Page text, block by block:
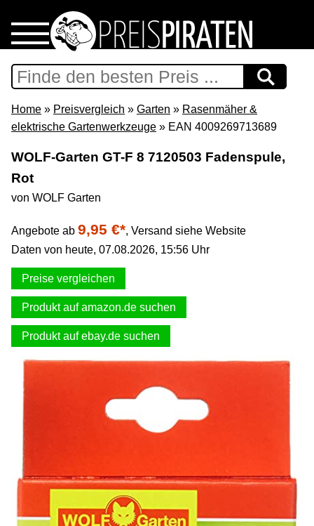
Home
Download
Support & Newsletter
Presse
Datenschutz
Impressum
Home » Preisvergleich » Garten » Rasenmäher &
elektrische Gartenwerkzeuge » EAN 4009269713689
WOLF-Garten GT-F 8 7120503 Fadenspule,
Rot
von WOLF Garten
Angebote ab 9,95 €*, Versand siehe Website
Daten von heute, 07.08.2026, 15:56 Uhr
Preise vergleichen
Produkt auf amazon.de suchen
Produkt auf ebay.de suchen